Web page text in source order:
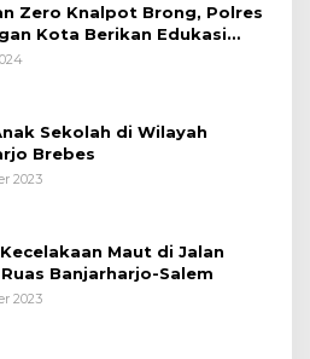
Zero Knalpot Brong, Polres
Kota Berikan Edukasi
Sekolah di Wilayah
Brebes
2023
Maut di Jalan
Banjarharjo-Salem
2023